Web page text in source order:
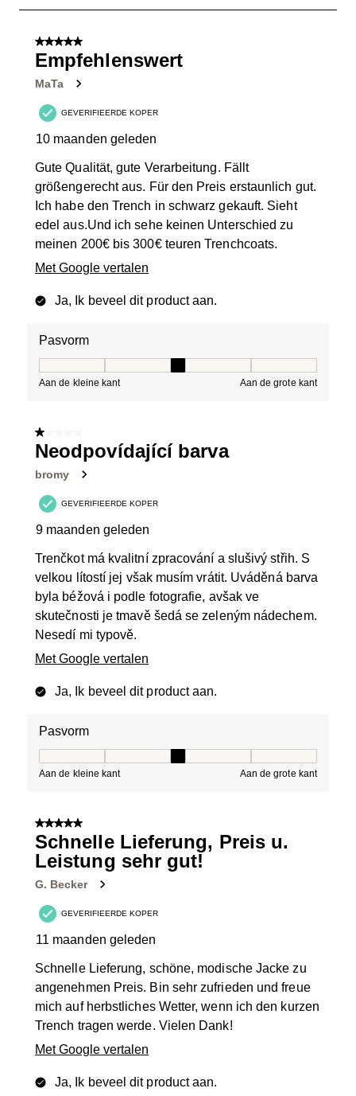
van
Beoordelingen.
5 van 5 sterren.
Empfehlenswert
MaTa
GEVERIFIEERDE KOPER
10 maanden geleden
Gute Qualität, gute Verarbeitung. Fällt
größengerecht aus. Für den Preis erstaunlich gut.
Ich habe den Trench in schwarz gekauft. Sieht
edel aus.Und ich sehe keinen Unterschied zu
meinen 200€ bis 300€ teuren Trenchcoats.
Met Google vertalen
Ja, Ik beveel dit product aan.
Pasvorm
Aan de kleine kant Aan de grote kant
1 van 5 sterren.
Neodpovídající barva
bromy
GEVERIFIEERDE KOPER
9 maanden geleden
Trenčkot má kvalitní zpracování a slušivý střih. S
velkou lítostí jej však musím vrátit. Uváděná barva
byla béžová i podle fotografie, avšak ve
skutečnosti je tmavě šedá se zeleným nádechem.
Nesedí mi typově.
Met Google vertalen
Ja, Ik beveel dit product aan.
Pasvorm
Aan de kleine kant Aan de grote kant
5 van 5 sterren.
Schnelle Lieferung, Preis u.
Leistung sehr gut!
G. Becker
GEVERIFIEERDE KOPER
11 maanden geleden
Schnelle Lieferung, schöne, modische Jacke zu
angenehmen Preis. Bin sehr zufrieden und freue
mich auf herbstliches Wetter, wenn ich den kurzen
Trench tragen werde. Vielen Dank!
Met Google vertalen
Ja, Ik beveel dit product aan.